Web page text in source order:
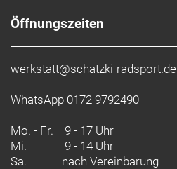
Öffnungszeiten
werkstatt@schatzki-radsport.de
WhatsApp 0172 9792490
Mo. - Fr. 9 - 17 Uhr
Mi.
9 - 14 Uhr
Sa.
nach Vereinbarung